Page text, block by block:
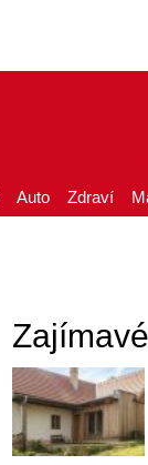
Auto Zdraví
Zajímavé